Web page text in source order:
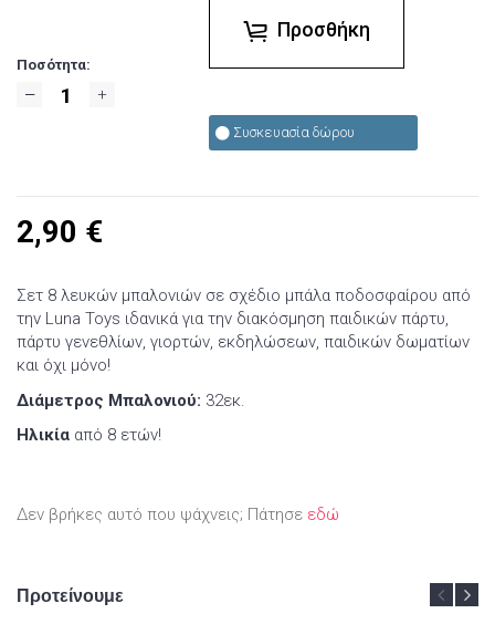
Ποσότητα:
Προσθήκη
Συσκευασία δώρου
2,90 €
Σετ 8 λευκών μπαλονιών σε σχέδιο μπάλα ποδοσφαίρου από
την Luna Toys ιδανικά για την διακόσμηση παιδικών πάρτυ,
πάρτυ γενεθλίων, γιορτών, εκδηλώσεων, παιδικών δωματίων
και όχι μόνο!
Διάμετρος Μπαλονιού: 32εκ.
Ηλικία από 8 ετών!
Δεν βρήκες αυτό που ψάχνεις; Πάτησε εδώ
Προτείνουμε